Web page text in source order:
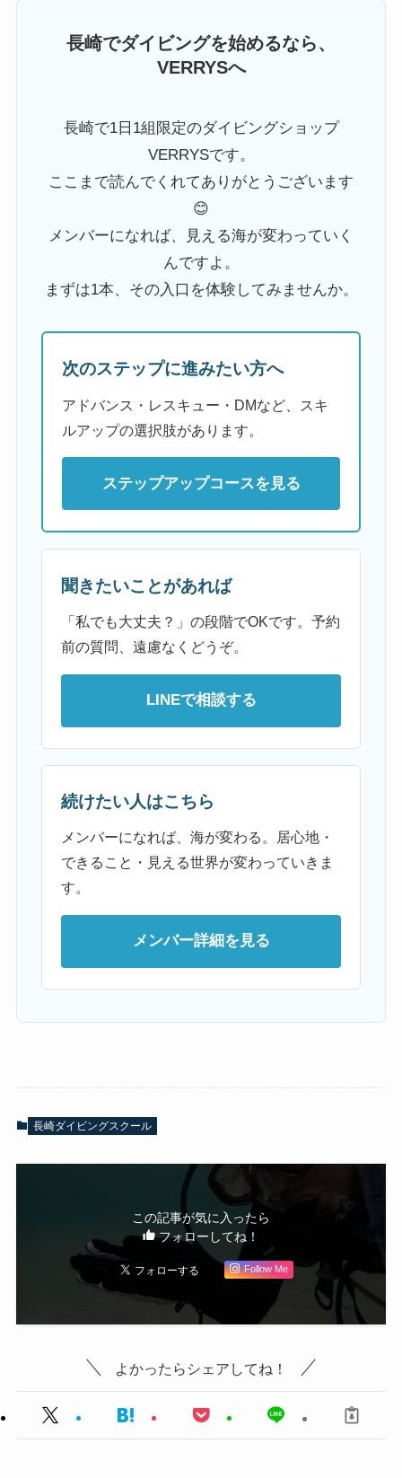
長崎でダイビングを始めるなら、
VERRYSへ
長崎で1日1組限定のダイビングショップ
VERRYSです。
ここまで読んでくれてありがとうございます
😊
メンバーになれば、見える海が変わっていく
んですよ。
まずは1本、その入口を体験してみませんか。
次のステップに進みたい方へ
アドバンス・レスキュー・DMなど、スキ
ルアップの選択肢があります。
ステップアップコースを見る
聞きたいことがあれば
「私でも大丈夫？」の段階でOKです。予約
前の質問、遠慮なくどうぞ。
LINEで相談する
続けたい人はこちら
メンバーになれば、海が変わる。居心地・
できること・見える世界が変わっていきま
す。
メンバー詳細を見る
長崎ダイビングスクール
この記事が気に入ったら
フォローしてね！
Follow Me
よかったらシェアしてね！